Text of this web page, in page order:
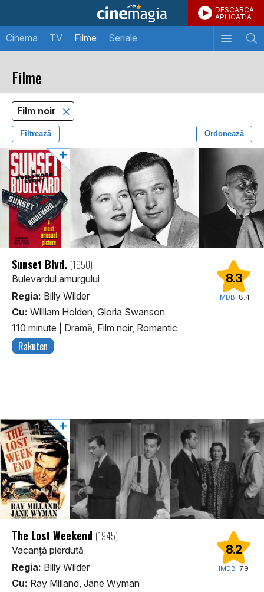
DESCARCA
APLICATIA
Cinema TV Filme Seriale
Filme
Film noir
Filtrează Ordonează
8.3
IMDB: 8.4
Sunset Blvd. (1950)
Bulevardul amurgului
Regia: Billy Wilder
Cu: William Holden, Gloria Swanson
110 minute
Dramă, Film noir, Romantic
Rakuten
8.2
IMDB: 7.9
The Lost Weekend (1945)
Vacanță pierdută
Regia: Billy Wilder
Cu: Ray Milland, Jane Wyman